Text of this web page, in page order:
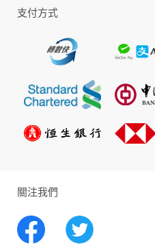
願打造完美莊園，做
【勞動最快樂 ——
「摩爾莊園」SMC職
原味的職業玩法。自
導等角色，在莊園里
支付方式
關注我們